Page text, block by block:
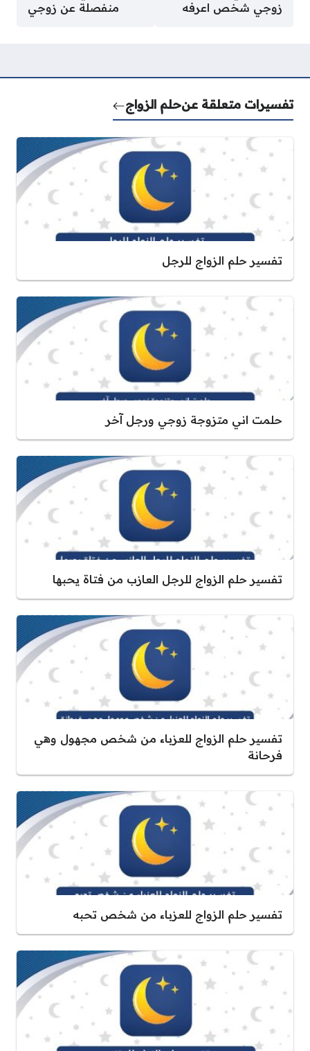
زوجي شخص اعرفه
منفصلة عن زوجي
تفسيرات متعلقة عنحلم الزواج
تفسير حلم الزواج للرجل
حلمت اني متزوجة زوجي ورجل آخر
تفسير حلم الزواج للرجل العازب من فتاة يحبها
تفسير حلم الزواج للعزباء من شخص مجهول وهي
فرحانة
تفسير حلم الزواج للعزباء من شخص تحبه